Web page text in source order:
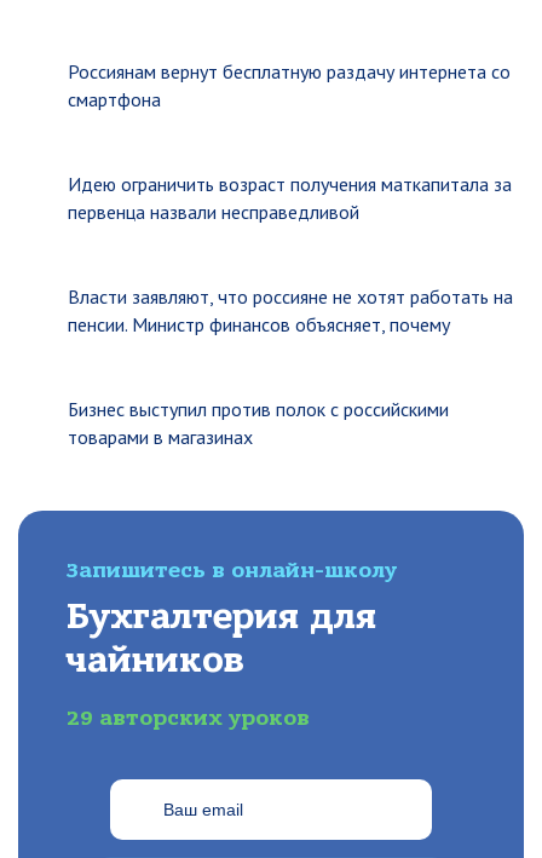
Россиянам вернут бесплатную раздачу интернета со
смартфона
Идею ограничить возраст получения маткапитала за
первенца назвали несправедливой
Власти заявляют, что россияне не хотят работать на
пенсии. Министр финансов объясняет, почему
Бизнес выступил против полок с российскими
товарами в магазинах
Запишитесь в онлайн-школу
Бухгалтерия для
чайников
29 авторских уроков